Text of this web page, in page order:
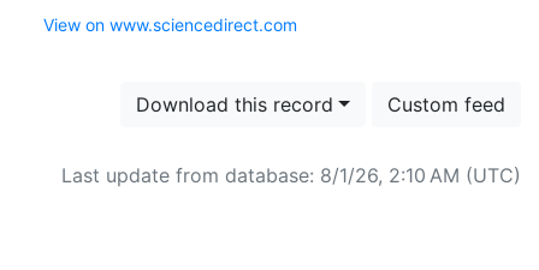
View on www.sciencedirect.com
Download this record Custom feed
Last update from database: 8/1/26, 2:10 AM (UTC)